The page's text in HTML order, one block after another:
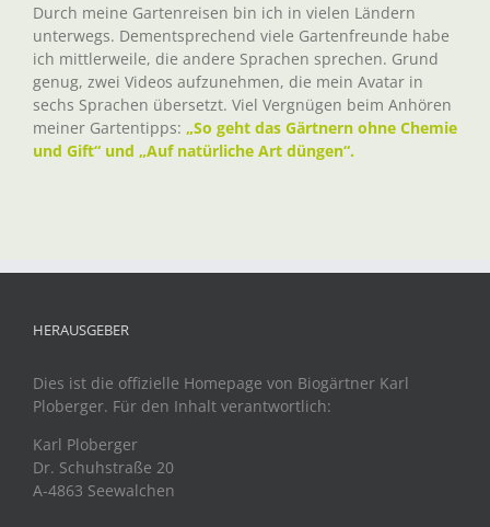
Durch meine Gartenreisen bin ich in vielen Ländern
unterwegs. Dementsprechend viele Gartenfreunde habe
ich mittlerweile, die andere Sprachen sprechen. Grund
genug, zwei Videos aufzunehmen, die mein Avatar in
sechs Sprachen übersetzt. Viel Vergnügen beim Anhören
meiner Gartentipps: „So geht das Gärtnern ohne Chemie
und Gift“ und „Auf natürliche Art düngen“.
HERAUSGEBER
Dies ist die offizielle Homepage von Biogärtner Karl
Ploberger. Für den Inhalt verantwortlich:
Karl Ploberger
Dr. Schuhstraße 20
A-4863 Seewalchen